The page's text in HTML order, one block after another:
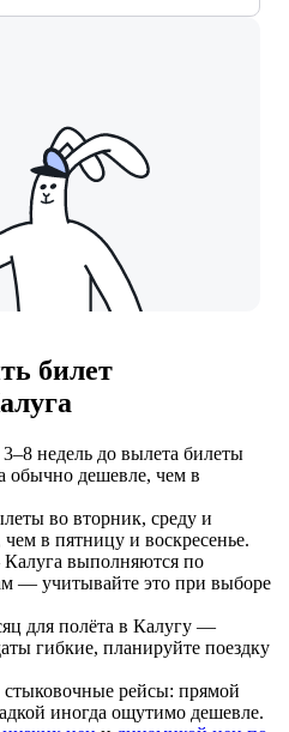
билет
недель до вылета билеты
дешевле, чем в
во вторник, среду и
в пятницу и воскресенье.
выполняются по
— учитывайте это при выборе
для полёта в Калугу —
гибкие, планируйте поездку
рейсы: прямой
иногда ощутимо дешевле.